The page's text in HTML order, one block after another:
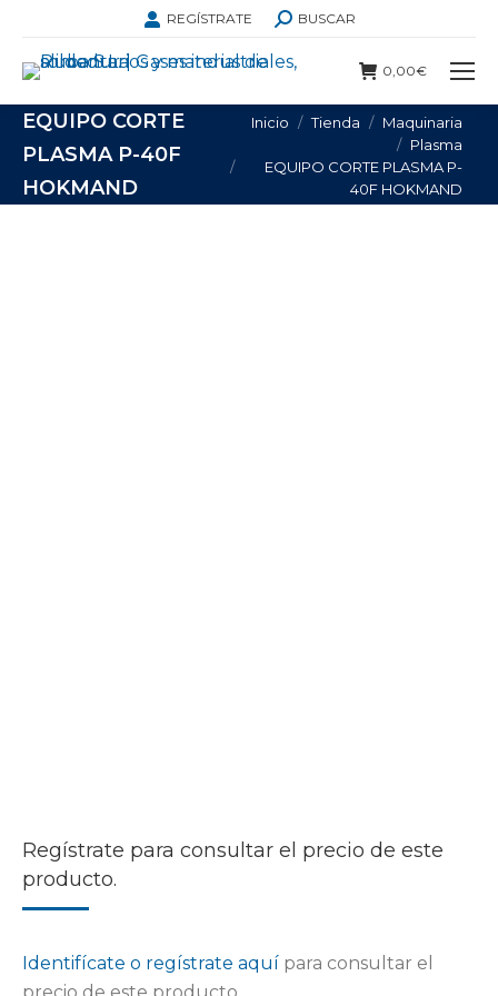
REGÍSTRATE BUSCAR:
BUSCAR
0,00€
EQUIPO CORTE
PLASMA P-40F
HOKMAND
Estás aquí:
Inicio Tienda
Maquinaria
Plasma
EQUIPO CORTE PLASMA P-
40F HOKMAND
Regístrate para consultar el precio de este
producto.
Identifícate o regístrate aquí para consultar el